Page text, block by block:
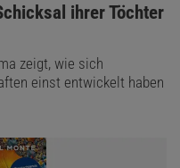
ihrer Töchter
zeigt, wie sich
einst entwickelt haben